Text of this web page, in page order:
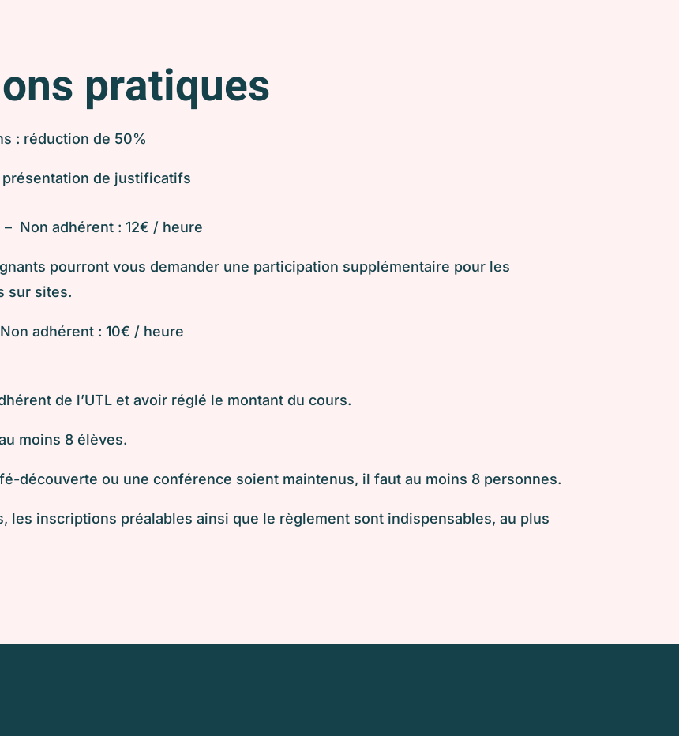
pratiques
: réduction de 50%
de justificatifs
Non adhérent : 12€ / heure
pourront vous demander une participation supplémentaire pour les
sur sites.
adhérent : 10€ / heure
de l’UTL et avoir réglé le montant du cours.
moins 8 élèves.
découverte ou une conférence soient maintenus, il faut au moins 8 personnes.
les inscriptions préalables ainsi que le règlement sont indispensables, au plus